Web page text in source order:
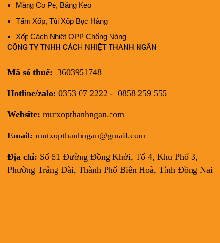
Màng Co Pe, Băng Keo
Tấm Xốp, Túi Xốp Bọc Hàng
Xốp Cách Nhiệt OPP Chống Nóng
CÔNG TY TNHH CÁCH NHIỆT THANH NGÂN
Mã số thuế: 3603951748
Hotline/zalo: 0353 07 2222 - 0858 259 555
Website: mutxopthanhngan.com
Email: mutxopthanhngan@gmail.com
Địa chỉ: Số 51 Đường Đồng Khởi, Tổ 4, Khu Phố 3,
Phường Trảng Dài, Thành Phố Biên Hoà, Tỉnh Đồng Nai